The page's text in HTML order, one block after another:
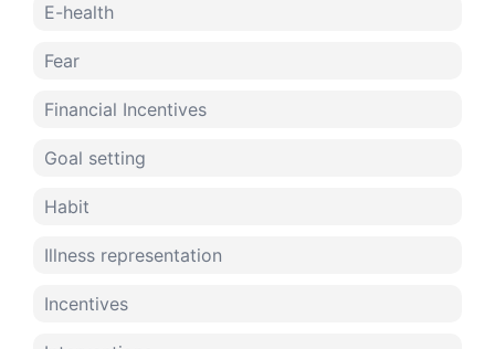
E-health
Fear
Financial Incentives
Goal setting
Habit
Illness representation
Incentives